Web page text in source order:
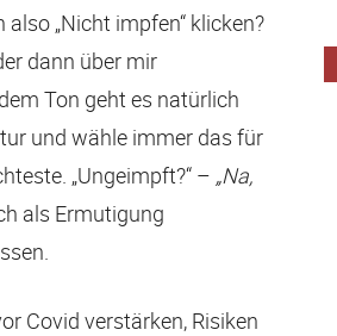
„Nicht impfen“ klicken?
dann über mir
Ton geht es natürlich
und wähle immer das für
„Ungeimpft?“ – „Na,
als Ermutigung
Covid verstärken, Risiken